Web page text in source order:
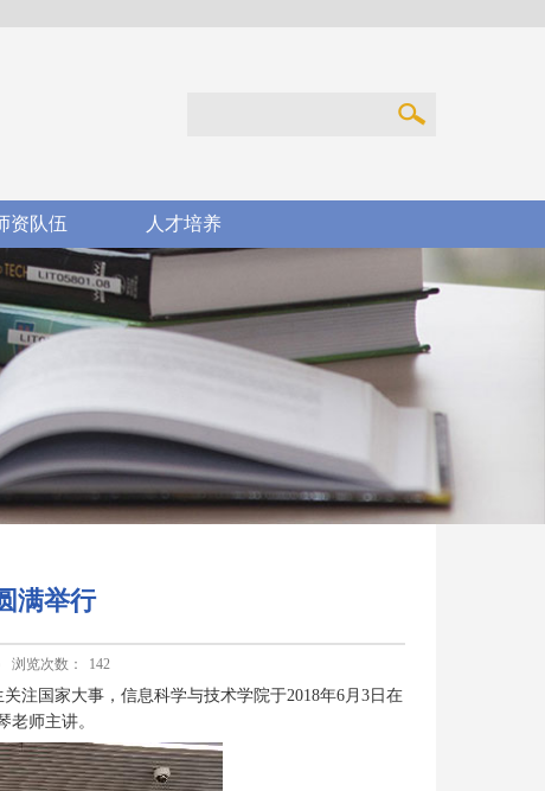
资队伍 人才培养
满举行
浏览次数： 142
注国家大事，信息科学与技术学院于2018年6月3日在
老师主讲。